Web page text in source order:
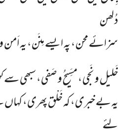
دُلھن
سزائے محن، پہ ایسے مِنَن، یہ
خَلیل و نَجی، مسَِیحُ و صَفی، سبھی سے
یہ بے خبری، کہ خَلْق پھری،
لئے